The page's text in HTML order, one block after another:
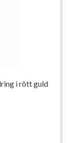
i rött guld